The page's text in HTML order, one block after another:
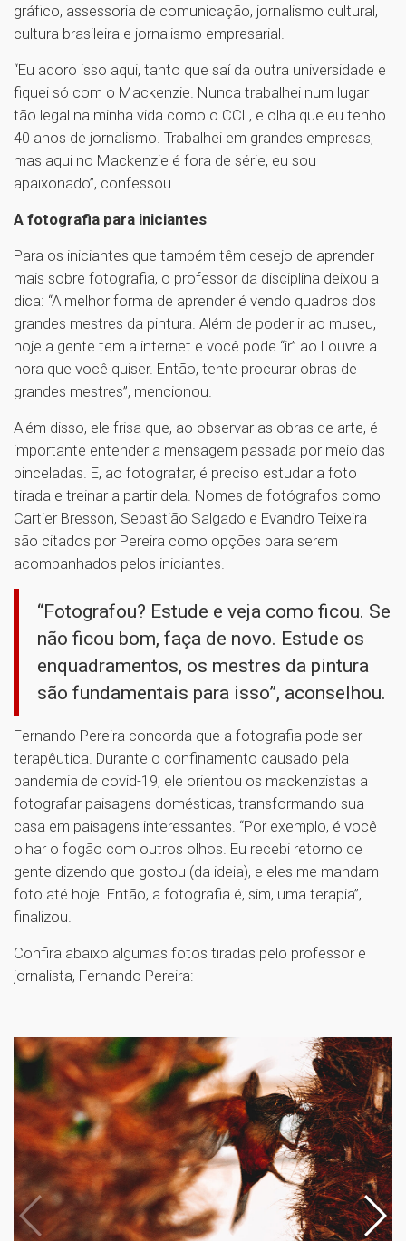
gráfico, assessoria de comunicação, jornalismo cultural,
cultura brasileira e jornalismo empresarial.
“Eu adoro isso aqui, tanto que saí da outra universidade e
fiquei só com o Mackenzie. Nunca trabalhei num lugar
tão legal na minha vida como o CCL, e olha que eu tenho
40 anos de jornalismo. Trabalhei em grandes empresas,
mas aqui no Mackenzie é fora de série, eu sou
apaixonado”, confessou.
A fotografia para iniciantes
Para os iniciantes que também têm desejo de aprender
mais sobre fotografia, o professor da disciplina deixou a
dica: “A melhor forma de aprender é vendo quadros dos
grandes mestres da pintura. Além de poder ir ao museu,
hoje a gente tem a internet e você pode “ir” ao Louvre a
hora que você quiser. Então, tente procurar obras de
grandes mestres”, mencionou.
Além disso, ele frisa que, ao observar as obras de arte, é
importante entender a mensagem passada por meio das
pinceladas. E, ao fotografar, é preciso estudar a foto
tirada e treinar a partir dela. Nomes de fotógrafos como
Cartier Bresson, Sebastião Salgado e Evandro Teixeira
são citados por Pereira como opções para serem
acompanhados pelos iniciantes.
“Fotografou? Estude e veja como ficou. Se
não ficou bom, faça de novo. Estude os
enquadramentos, os mestres da pintura
são fundamentais para isso”, aconselhou.
Fernando Pereira concorda que a fotografia pode ser
terapêutica. Durante o confinamento causado pela
pandemia de covid-19, ele orientou os mackenzistas a
fotografar paisagens domésticas, transformando sua
casa em paisagens interessantes. “Por exemplo, é você
olhar o fogão com outros olhos. Eu recebi retorno de
gente dizendo que gostou (da ideia), e eles me mandam
foto até hoje. Então, a fotografia é, sim, uma terapia”,
finalizou.
Confira abaixo algumas fotos tiradas pelo professor e
jornalista, Fernando Pereira: